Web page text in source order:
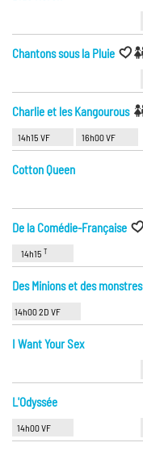
Chantons sous la Pluie
Charlie et les Kangourous
14h15 VF 16h00 VF
Cotton Queen
De la Comédie-Française
14h15 T
Des Minions et des monstres
14h00 2D VF
I Want Your Sex
L'Odyssée
14h00 VF